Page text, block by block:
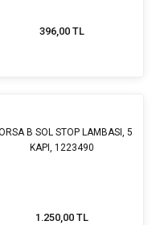
396,00 TL
B SOL STOP LAMBASI, 5
KAPI, 1223490
1.250,00 TL